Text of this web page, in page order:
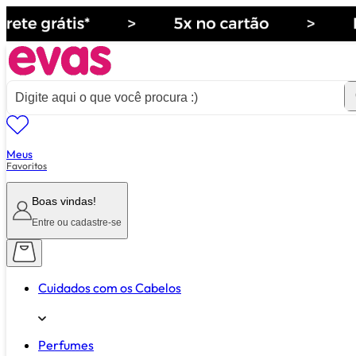
Meus
Favoritos
Boas vindas!
Entre ou cadastre-se
Cuidados com os Cabelos
Perfumes